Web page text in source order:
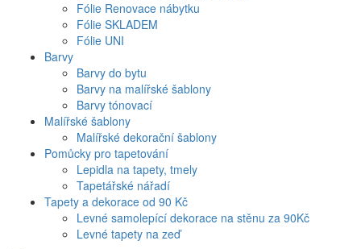
Fólie Renovace nábytku
Fólie SKLADEM
Fólie UNI
Barvy
Barvy do bytu
Barvy na malířské šablony
Barvy tónovací
Malířské šablony
Malířské dekorační šablony
Pomůcky pro tapetování
Lepidla na tapety, tmely
Tapetářské nářadí
Tapety a dekorace od 90 Kč
Levné samolepící dekorace na stěnu za 90Kč
Levné tapety na zeď